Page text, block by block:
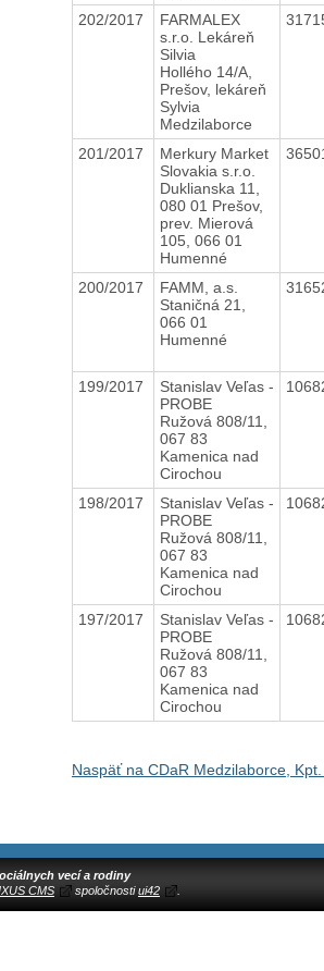
202/2017
FARMALEX
s.r.o. Lekáreň
Silvia
Hollého 14/A,
Prešov, lekáreň
Sylvia
Medzilaborce
201/2017
Merkury Market
Slovakia s.r.o.
Duklianska 11,
080 01 Prešov,
prev. Mierová
105, 066 01
Humenné
200/2017
FAMM, a.s.
Staničná 21,
066 01
Humenné
199/2017
Stanislav Veľas -
PROBE
Ružová 808/11,
067 83
Kamenica nad
Cirochou
198/2017
Stanislav Veľas -
PROBE
Ružová 808/11,
067 83
Kamenica nad
Cirochou
197/2017
Stanislav Veľas -
PROBE
Ružová 808/11,
067 83
Kamenica nad
Cirochou
Naspäť na CDaR Medzilaborce,
vecí a rodiny
CMS spoločnostiui42